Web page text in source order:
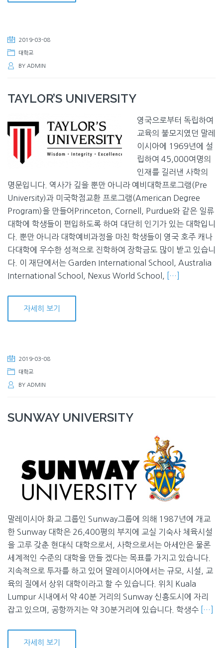
2019-03-08
대학교
BY ADMIN
TAYLOR’S UNIVERSITY
영국으로부터 독립하여
교육의 불모지였던 말레
이시아에 1969년에 설
립하여 45,000여명의
인재를 길러낸 사학의
명문입니다. 역사가 깊을 뿐만 아니라 예비대학프로그램(Pre
University)과 미국학점교환 프로그램(American Degree
Program)을 만들어Princeton, Cornell, Purdue와 같은 일류
대학에 학생들이 편입하도록 하여 대단히 인기가 있는 대학입니
다. 뿐만 아니라 대학예비과정을 마친 학생들이 영국 호주 캐나
다대학에 우수한 성적으로 진학하여 장학금도 많이 받고 있습니
다. 이 재단에서는 Garden International School, Australia
International School, Nexus World School,
[…]
자세히 보기
2019-03-08
대학교
BY ADMIN
SUNWAY UNIVERSITY
말레이시아 화교 그룹인 Sunway그룹에 의해 1987년에 개교
한 Sunway 대학은 26,400평의 부지에 교실 기숙사 체육시설
을 고루 갖춘 현대식 대학으로서, 사학으로서는 아세안은 물론
세계적인 수준의 대학을 만들 겠다는 목표를 가지고 있습니다.
지속적으로 투자를 하고 있어 말레이시아에서는 규모, 시설, 교
육의 질에서 상위 대학이라고 할 수 있습니다. 위치 Kuala
Lumpur 시내에서 약 40분 거리의 Sunway 신흥도시에 자리
잡고 있으며, 공항까지는 약 30분거리에 있습니다. 학생수
[…]
자세히 보기